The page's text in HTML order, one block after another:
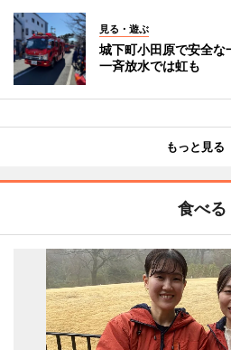
見る・遊ぶ
城下町小田原で安全
一斉放水では虹も
もっと見る
食べる